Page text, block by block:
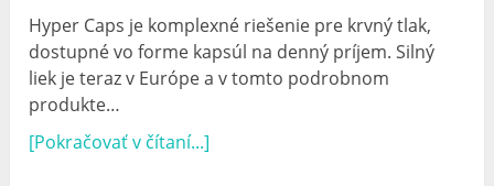
Hyper Caps je komplexné riešenie pre krvný tlak,
dostupné vo forme kapsúl na denný príjem. Silný
liek je teraz v Európe a v tomto podrobnom
produkte…
[Pokračovať v čítaní...]